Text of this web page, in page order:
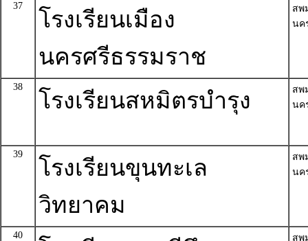
37
โรงเรียนเมือง
นครศรีธรรมราช
สพ
นค
38
โรงเรียนสหมิตรบำรุง
สพ
นค
39
โรงเรียนขุนทะเล
วิทยาคม
สพ
นค
40
สพ